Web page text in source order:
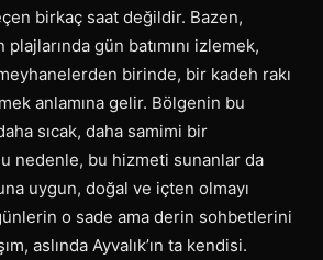
birkaç saat değildir. Bazen,
plajlarında gün batımını izlemek,
birinde, bir kadeh rakı
anlamına gelir. Bölgenin bu
sıcak, daha samimi bir
nedenle, bu hizmeti sunanlar da
uygun, doğal ve içten olmayı
o sade ama derin sohbetlerini
aslında Ayvalık’ın ta kendisi.